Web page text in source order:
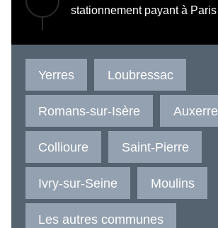
stationnement payant à Paris
Yerres Loubressac
Romans-sur-Isère Auxerre
Collioure Saint-Pierre
Ivry-sur-Seine Moulins
Les autres communes